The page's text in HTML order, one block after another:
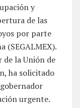
y
de las
por parte
(SEGALMEX).
la Unión de
ha solicitado
urgente.